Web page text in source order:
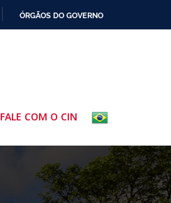
ÓRGÃOS DO GOVERNO
FALE COM O CIN